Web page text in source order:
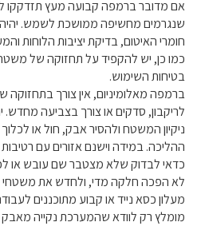
אם מדובר ברמפה קבועה מעץ תזדקקו
שנגרמים מחשיפה ממושכת לשמש. יהיה
חומרי האיטום, בדיקת יציבות הלוחות
כמו כן, יש להקפיד על תחזוקה של
בטיחות השימוש.
ברמפה מאלומיניום, אין צורך
לריקבון, סדקים או צורך בצביעה
ניקיון המשטח ולהסיר אבק, חול או
ההליכה. במידה וישנם אזורים עם
כדאי לבדוק שלא מצטבר שם עובש או
לא הפכה חלקה מדי, ולחדש את
מעלון כסא נייד או קבוע מתוכננים
מומלץ רק לוודא שהמערכת נקייה מאבק